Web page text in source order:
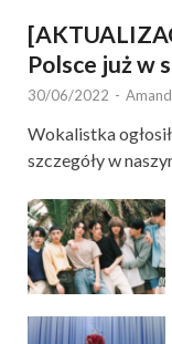
Polsce już w
30/06/2022 -
Wokalistka
szczegóły w